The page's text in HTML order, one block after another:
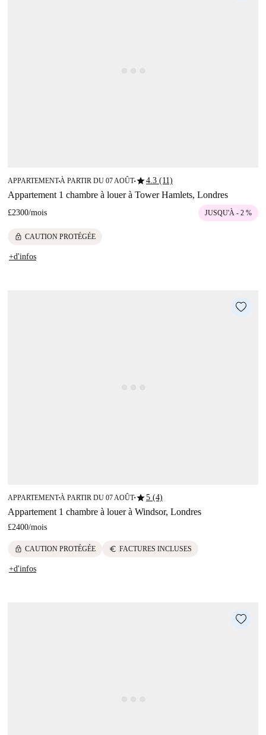
APPARTEMENT■À PARTIR DU 07 AOÛT■star4.3 (11)
Appartement 1 chambre à louer à Tower Hamlets, Londres
£2300/mois JUSQU'À - 2 %
lock CAUTION PROTÉGÉE
+d'infos
APPARTEMENT■À PARTIR DU 07 AOÛT■star5 (4)
Appartement 1 chambre à louer à Windsor, Londres
£2400/mois
lock CAUTION PROTÉGÉE euro FACTURES INCLUSES
+d'infos